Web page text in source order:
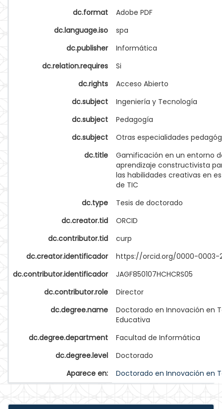
dc.format
Adobe PDF
dc.language.iso
spa
dc.publisher
Informática
dc.relation.requires
Si
dc.rights
Acceso Abierto
dc.subject
Ingeniería y Tecnología
dc.subject
Pedagogía
dc.subject
Otras especialidades
dc.title
Gamificación en un entorno
aprendizaje constructivista
las habilidades creativas en
de TIC
dc.type
Tesis de doctorado
dc.creator.tid
ORCID
dc.contributor.tid
curp
dc.creator.identificador
https://orcid.org/0000-0003-
dc.contributor.identificador
JAGF850107HCHCRS05
dc.contributor.role
Director
dc.degree.name
Doctorado en Innovación en
Educativa
dc.degree.department
Facultad de Informática
dc.degree.level
Doctorado
Aparece en:
Doctorado en Innovación en